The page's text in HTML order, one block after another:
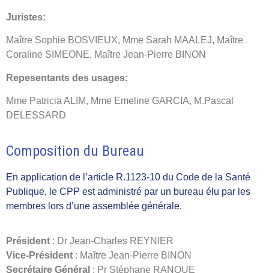
Juristes:
Maître Sophie BOSVIEUX, Mme Sarah MAALEJ, Maître
Coraline SIMEONE, Maître Jean-Pierre BINON
Repesentants des usages:
Mme Patricia ALIM, Mme Emeline GARCIA, M.Pascal
DELESSARD
Composition du Bureau
En application de l’article R.1123-10 du Code de la Santé
Publique, le CPP est administré par un bureau élu par les
membres lors d’une assemblée générale.
Président : Dr Jean-Charles REYNIER
Vice-Président : Maître Jean-Pierre BINON
Secrétaire Général : Pr Stéphane RANQUE